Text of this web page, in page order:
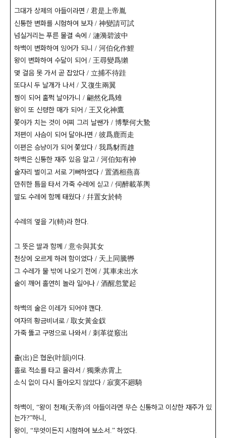
그대가 상제의 아들이라면 / 君是上帝胤
신통한 변화를 시험하여 보자 / 神變請可試
넘실거리는 푸른 물결 속에 / 漣漪碧波中
하백이 변화하여 잉어가 되니 / 河伯化作鯉
왕이 변화하여 수달이 되어 / 王尋變爲獺
몇 걸음 못 가서 곧 잡았다 / 立捕不待跬
또다시 두 날개가 나서 / 又復生兩翼
꿩이 되어 훌쩍 날아가니 / 翩然化爲雉
왕이 또 신령한 매가 되어 / 王又化神鷹
쫓아가 치는 것이 어찌 그리 날쌘가 / 博擊何大鷙
저편이 사슴이 되어 달아나면 / 彼爲鹿而走
이편은 승냥이가 되어 쫓았다 / 我爲豺而趡
하백은 신통한 재주 있음 알고 / 河伯知有神
술자리 벌이고 서로 기뻐하였다 / 置酒相燕喜
만취한 틈을 타서 가죽 수레에 싣고 / 伺醉載革輿
딸도 수레에 함께 태웠다 / 幷置女於輢
수레의 옆을 기(輢)라 한다.
그 뜻은 딸과 함께 / 意令與其女
천상에 오르게 하려 함이었다 / 天上同騰轡
그 수레가 물 밖에 나오기 전에 / 其車未出水
술이 깨어 홀연히 놀라 일어나 / 酒醒忽驚起
하백의 술은 이레가 되어야 깬다.
여자의 황금비녀로 / 取女黃金釵
가죽 뚫고 구멍으로 나와서 / 刺革從竅出
출(出)은 협운(叶韻)이다.
홀로 적소를 타고 올라서 / 獨乘赤霄上
소식 없이 다시 돌아오지 않았다 / 寂寞不廻騎
하백이 , “왕이 천제 (天帝)의 아들이라면 무슨 신통하고 이상한 재주가 있
는가?”하니 ,
왕이 “무엇이든지 시험하여 보소서 .”하였다.